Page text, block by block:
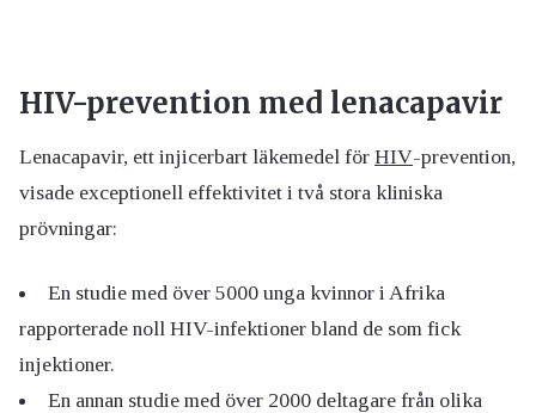
HIV-prevention med lenacapavir
Lenacapavir, ett injicerbart läkemedel för HIV-prevention,
visade exceptionell effektivitet i två stora kliniska
prövningar:
En studie med över 5000 unga kvinnor i Afrika
rapporterade noll HIV-infektioner bland de som fick
injektioner.
En annan studie med över 2000 deltagare från olika